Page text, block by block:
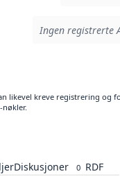
Ingen registrerte
likevel kreve registrering og
Diskusjoner 0 RDF